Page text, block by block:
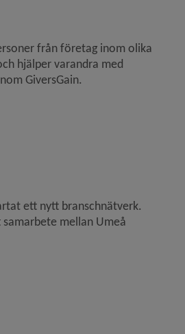
från företag inom olika
hjälper varandra med
GiversGain.
ett nytt branschnätverk.
mellan Umeå